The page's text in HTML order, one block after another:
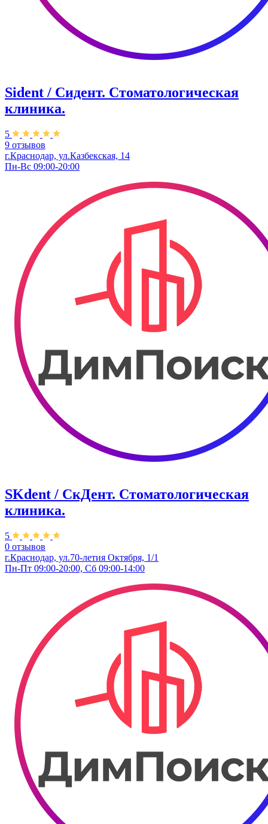
Sident / Сидент. Стоматологическая
клиника.
5
9 отзывов
г.Краснодар, ул.Казбекская, 14
Пн-Вс 09:00-20:00
SKdent / СкДент. Стоматологическая
клиника.
5
0 отзывов
г.Краснодар, ул.70-летия Октября, 1/1
Пн-Пт 09:00-20:00, Сб 09:00-14:00